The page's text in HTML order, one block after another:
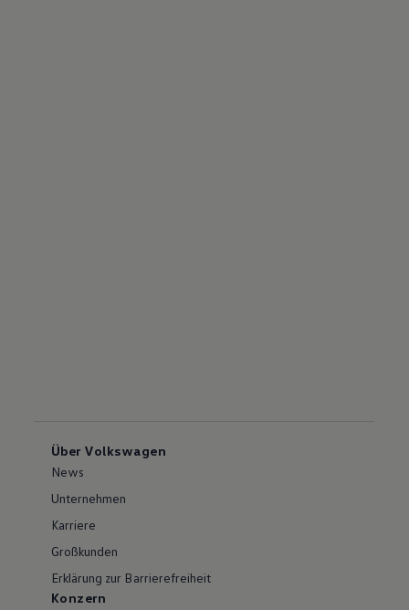
Über Volkswagen
News
Unternehmen
Karriere
Großkunden
Erklärung zur Barrierefreiheit
Konzern